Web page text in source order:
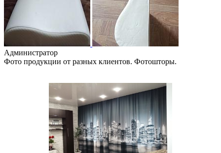
Администратор
Фото продукции от разных клиентов. Фотошторы.